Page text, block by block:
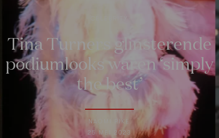
Tina Turners glinsterende
podiumlooks waren ‘simply
the best’
NAOMI PIKE
25 MEI 2023